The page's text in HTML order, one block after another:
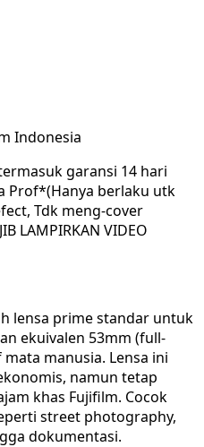
Indonesia
garansi 14 hari
Prof*(Hanya berlaku utk
Tdk meng-cover
LAMPIRKAN VIDEO
lensa prime standar untuk
ekuivalen 53mm (full-
manusia. Lensa ini
namun tetap
khas Fujifilm. Cocok
street photography,
dokumentasi.